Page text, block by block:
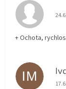
+ Ochota,
IM